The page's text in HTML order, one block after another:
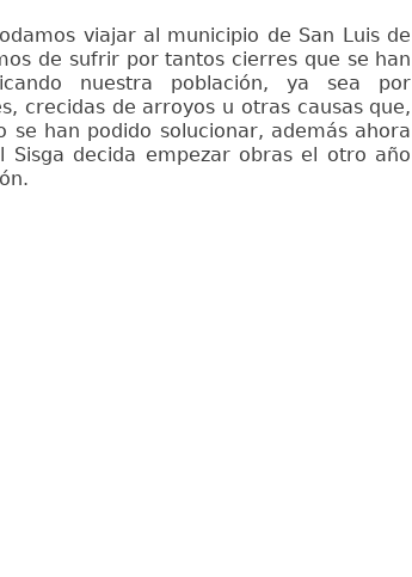
viajar al municipio de San Luis de
de sufrir por tantos cierres que se han
nuestra población, ya sea por
crecidas de arroyos u otras causas que,
han podido solucionar, además ahora
Sisga decida empezar obras el otro año